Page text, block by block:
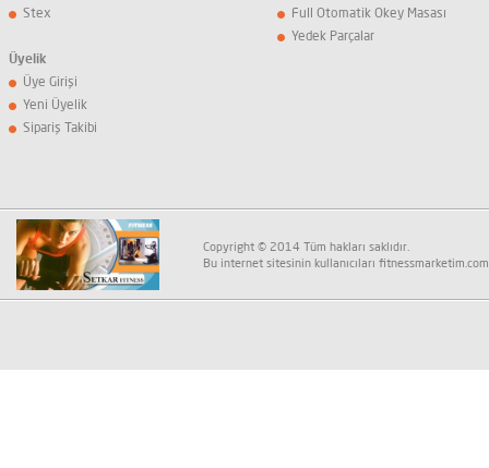
Stex
Full Otomatik Okey Masası
Yedek Parçalar
Üyelik
Üye Girişi
Yeni Üyelik
Sipariş Takibi
Copyright © 2014 Tüm hakları saklıdır.
Bu internet sitesinin kullanıcıları